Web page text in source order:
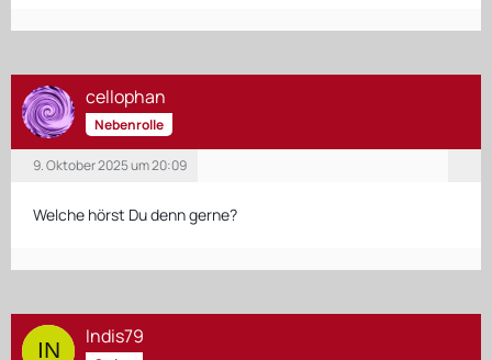
cellophan
Nebenrolle
9. Oktober 2025 um 20:09
Welche hörst Du denn gerne?
Indis79